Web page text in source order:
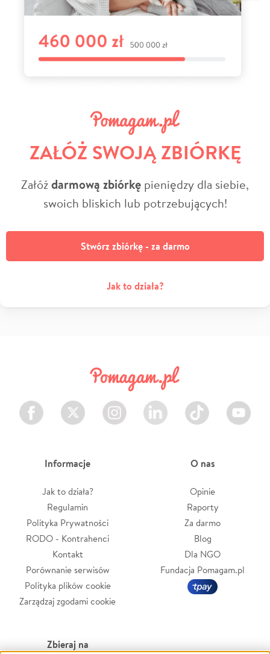
ZAŁÓŻ SWOJĄ ZBIÓRKĘ
Załóżdarmową zbiórkę pieniędzy dla siebie,
swoich bliskich lub potrzebujących!
Stwórz zbiórkę - za darmo
Jak to działa?
Facebook Twitter Instagram LinkedIn TikTok Youtube
Informacje
Jak to działa?
Regulamin
Polityka Prywatności
RODO - Kontrahenci
Kontakt
Porównanie serwisów
Polityka plików cookie
Zarządzaj zgodami cookie
O nas
Opinie
Raporty
Za darmo
Blog
Dla NGO
Fundacja Pomagam.pl
Zbieraj na